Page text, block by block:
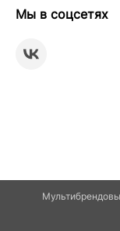
Мы в соцсетях